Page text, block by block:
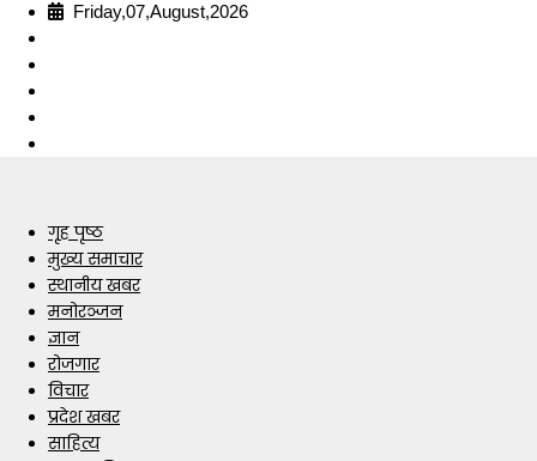
Friday,07,August,2026
गृह पृष्ठ
मुख्य समाचार
स्थानीय खबर
मनोरञ्जन
ज्ञान
रोजगार
विचार
प्रदेश खबर
साहित्य